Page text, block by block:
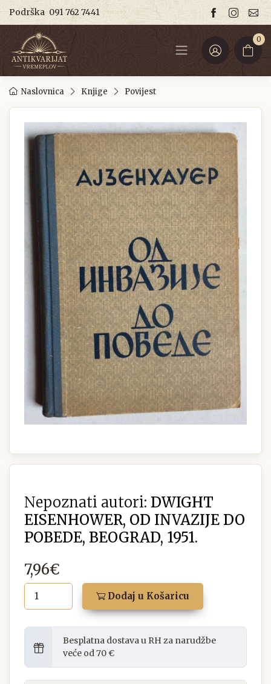
Podrška 091 762 7441
0
Naslovnica Knjige Povijest
Nepoznati autori: DWIGHT
EISENHOWER, OD INVAZIJE DO
POBEDE, BEOGRAD, 1951.
7,96€
Dodaj u Košaricu
Besplatna dostava u RH za narudžbe
veće od 70 €